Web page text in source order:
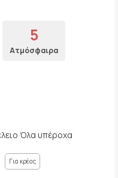
5
Ατμόσφαιρα
Όλα υπέροχα
Για κρέας